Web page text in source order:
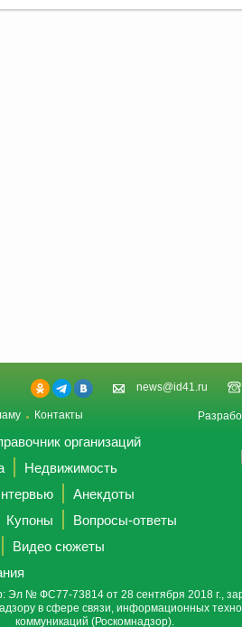
news@id41.ru
Контакты
организаций
Недвижимость
Анекдоты
Купоны
Вопросы-ответы
Видео сюжеты
Эл № ФС77-73814 от 28 сентября 2018 г.,
в сфере связи, информационных
коммуникаций (Роскомнадзор).